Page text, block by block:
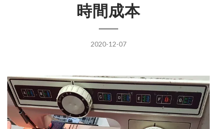
時間成本
2020-12-07